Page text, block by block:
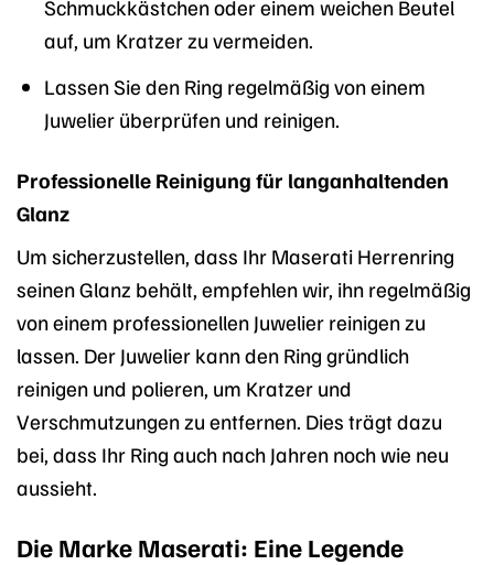
Schmuckkästchen oder einem weichen Beutel
auf, um Kratzer zu vermeiden.
Lassen Sie den Ring regelmäßig von einem
Juwelier überprüfen und reinigen.
Professionelle Reinigung für langanhaltenden
Glanz
Um sicherzustellen, dass Ihr Maserati Herrenring
seinen Glanz behält, empfehlen wir, ihn regelmäßig
von einem professionellen Juwelier reinigen zu
lassen. Der Juwelier kann den Ring gründlich
reinigen und polieren, um Kratzer und
Verschmutzungen zu entfernen. Dies trägt dazu
bei, dass Ihr Ring auch nach Jahren noch wie neu
aussieht.
Die Marke Maserati: Eine Legende